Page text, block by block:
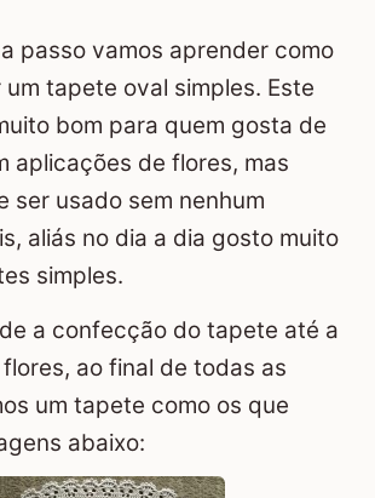
passo vamos aprender como
tapete oval simples. Este
bom para quem gosta de
aplicações de flores, mas
ser usado sem nenhum
aliás no dia a dia gosto muito
simples.
a confecção do tapete até a
ao final de todas as
um tapete como os que
abaixo: